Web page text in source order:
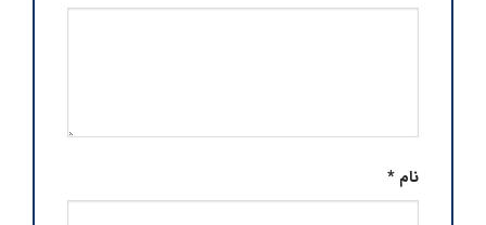
نام*